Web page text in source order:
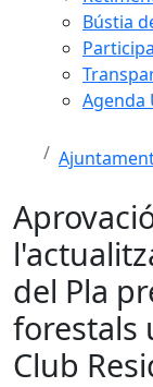
Bústia
Agenda
del Pla
forestals
Club